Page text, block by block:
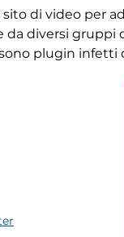
di video per
diversi gruppi
plugin infetti